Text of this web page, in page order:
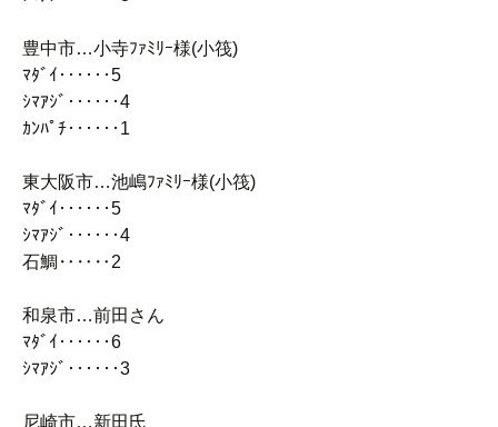
豊中市…小寺ﾌｧﾐﾘｰ様(小筏)
ﾏﾀﾞｲ‥‥‥5
ｼﾏｱｼﾞ‥‥‥4
ｶﾝﾊﾟﾁ‥‥‥1
東大阪市…池嶋ﾌｧﾐﾘｰ様(小筏)
ﾏﾀﾞｲ‥‥‥5
ｼﾏｱｼﾞ‥‥‥4
石鯛‥‥‥2
和泉市…前田さん
ﾏﾀﾞｲ‥‥‥6
ｼﾏｱｼﾞ‥‥‥3
尼崎市…新田氏